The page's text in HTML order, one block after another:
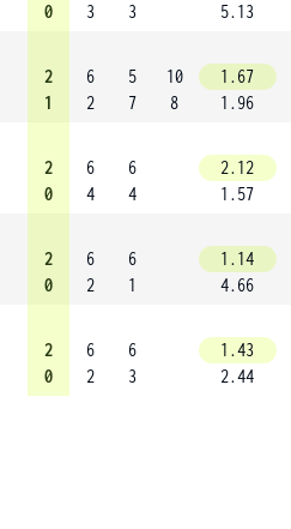
0
3
3
5.13
2
1
6
2
5
7
10
8
1.67
1.96
2
0
6
4
6
4
2.12
1.57
2
0
6
2
6
1
1.14
4.66
2
0
6
2
6
3
1.43
2.44